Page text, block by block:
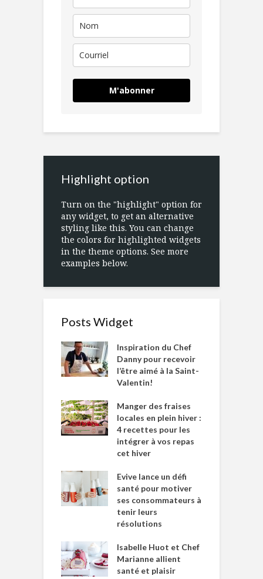
M'abonner
Highlight option
Turn on the "highlight" option for
any widget, to get an alternative
styling like this. You can change
the colors for highlighted widgets
in the theme options. See more
examples below.
Posts Widget
Inspiration du Chef
Danny pour recevoir
l’être aimé à la Saint-
Valentin!
Manger des fraises
locales en plein hiver :
4 recettes pour les
intégrer à vos repas
cet hiver
Evive lance un défi
santé pour motiver
ses consommateurs à
tenir leurs
résolutions
Isabelle Huot et Chef
Marianne allient
santé et plaisir